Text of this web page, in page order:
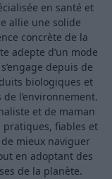
en santé et
allie une solide
concrète de la
adepte d’un mode
depuis de
biologiques et
l’environnement.
et de maman
pratiques, fiables et
mieux naviguer
en adoptant des
de la planète.